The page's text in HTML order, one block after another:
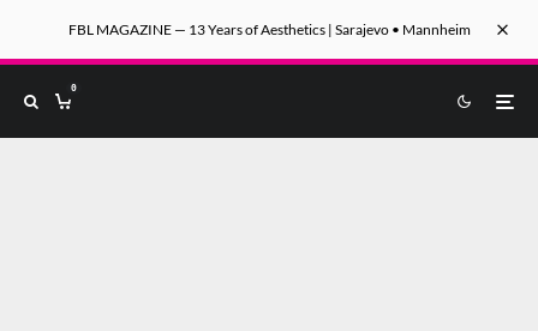
FBL MAGAZINE — 13 Years of Aesthetics | Sarajevo • Mannheim
0